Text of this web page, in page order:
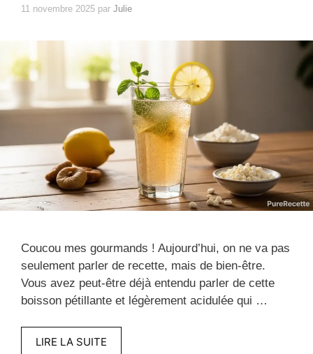
11 novembre 2025 par Julie
Coucou mes gourmands ! Aujourd’hui, on ne va pas
seulement parler de recette, mais de bien-être.
Vous avez peut-être déjà entendu parler de cette
boisson pétillante et légèrement acidulée qui …
LIRE LA SUITE